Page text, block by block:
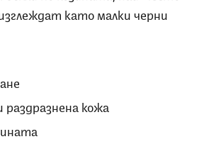
като малки черни
раздразнена кожа